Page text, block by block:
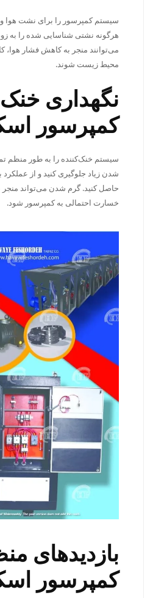
سیستم کمپرسور را برای نشت هوا
هرگونه نشتی شناسایی شده را به
می‌توانند منجر به کاهش فشار هوا،
محیط زیست شوند.
نگهداری خنک
کمپرسور
سیستم خنک‌کننده را به طور منظم
شدن زیاد جلوگیری کنید و از عملکرد
حاصل کنید. گرم شدن می‌تواند
خسارت احتمالی به کمپرسور شود.
بازدیدهای
کمپرسور